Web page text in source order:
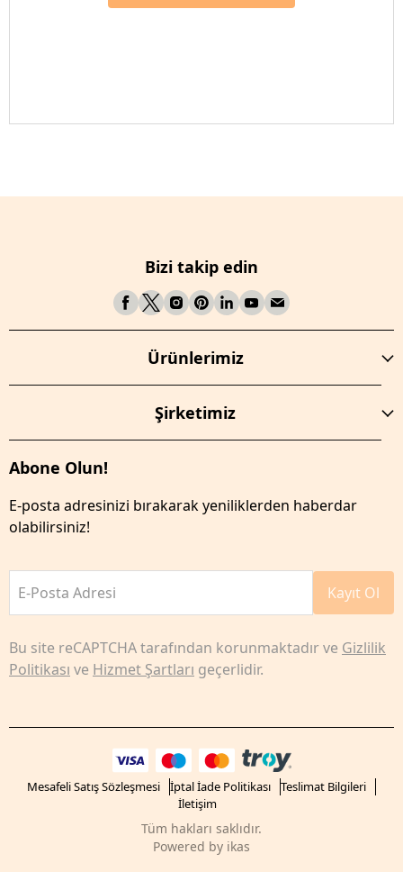
Bizi takip edin
Ürünlerimiz
Şirketimiz
Abone Olun!
E-posta adresinizi bırakarak yeniliklerden haberdar
olabilirsiniz!
E-Posta Adresi Kayıt Ol
Bu site reCAPTCHA tarafından korunmaktadır ve Gizlilik
Politikası ve Hizmet Şartları geçerlidir.
Mesafeli Satış Sözleşmesi İptal İade Politikası
Teslimat Bilgileri
İletişim
Tüm hakları saklıdır.
Powered by ikas